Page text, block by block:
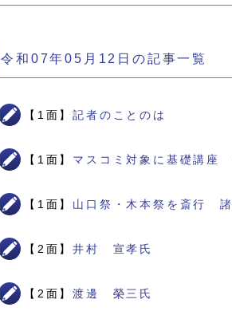
令和07年05月12日の記事一覧
【1面】記者のことのは
【1面】 マスコミ対象に基礎講
【1面】 山口祭・木本祭を斎行
【2面】井村 宣孝氏
【2面】渡邊 榮三氏